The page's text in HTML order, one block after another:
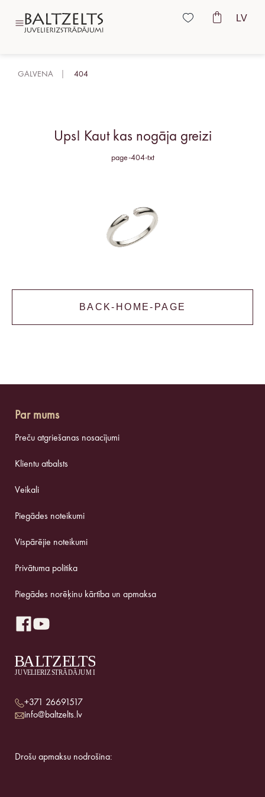
LV
GALVENA 404
Ups! Kaut kas nogāja greizi
page-404-txt
BACK-HOME-PAGE
Par mums
Preču atgriešanas nosacījumi
Klientu atbalsts
Veikali
Piegādes noteikumi
Vispārējie noteikumi
Privātuma politika
Piegādes norēķinu kārtība un apmaksa
+371 26691517
info@baltzelts.lv
Drošu apmaksu nodrošina: